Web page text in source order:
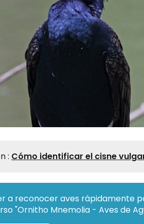
: Cómo identificar el cisne
a reconocer aves rápidamente
"Ornitho Mnemolia - Aves de